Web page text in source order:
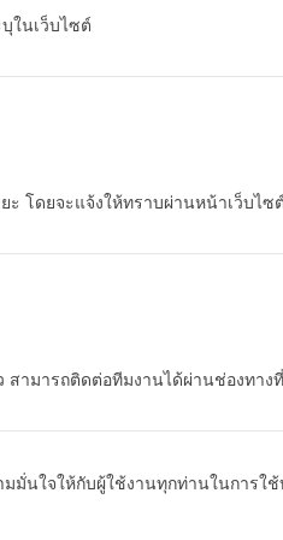
ในเว็บไซต์
โดยจะแจ้งให้ทราบผ่านหน้าเว็บ
ามารถติดต่อทีมงานได้ผ่านช่องทาง
นใจให้กับผู้ใช้งานทุกท่านในการใช้